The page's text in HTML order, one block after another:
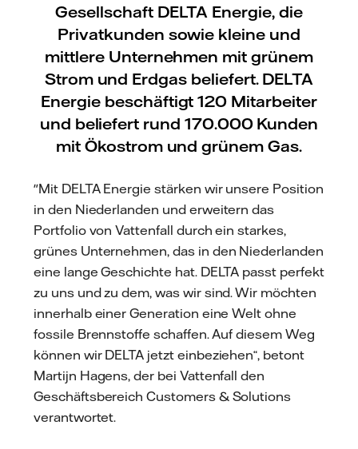
Gesellschaft DELTA Energie, die
Privatkunden sowie kleine und
mittlere Unternehmen mit grünem
Strom und Erdgas beliefert. DELTA
Energie beschäftigt 120 Mitarbeiter
und beliefert rund 170.000 Kunden
mit Ökostrom und grünem Gas.
"Mit DELTA Energie stärken wir unsere Position
in den Niederlanden und erweitern das
Portfolio von Vattenfall durch ein starkes,
grünes Unternehmen, das in den Niederlanden
eine lange Geschichte hat. DELTA passt perfekt
zu uns und zu dem, was wir sind. Wir möchten
innerhalb einer Generation eine Welt ohne
fossile Brennstoffe schaffen. Auf diesem Weg
können wir DELTA jetzt einbeziehen“, betont
Martijn Hagens, der bei Vattenfall den
Geschäftsbereich Customers & Solutions
verantwortet.